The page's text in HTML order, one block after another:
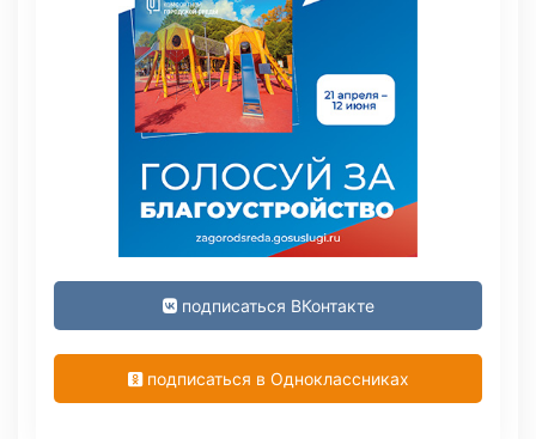
подписаться ВКонтакте
подписаться в Одноклассниках